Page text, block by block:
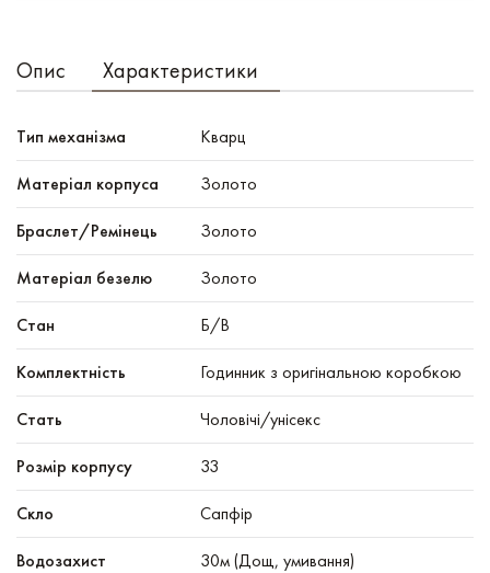
Опис Характеристики
Тип механізма Кварц
Mатеріал корпуса Золото
Браслет/Ремінець Золото
Матеріал безелю Золото
Стан Б/В
Комплектність Годинник з оригінальною коробкою
Стать Чоловічі/унісекс
Розмір корпусу 33
Скло Сапфір
Водозахист 30м (Дощ, умивання)